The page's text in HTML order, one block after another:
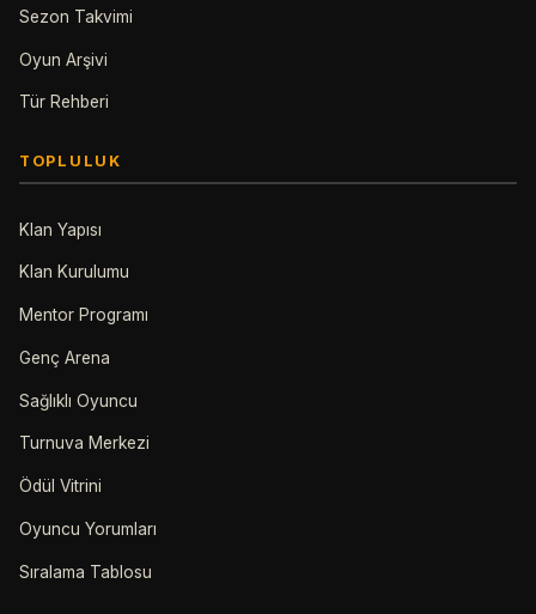
Sezon Takvimi
Oyun Arşivi
Tür Rehberi
TOPLULUK
Klan Yapısı
Klan Kurulumu
Mentor Programı
Genç Arena
Sağlıklı Oyuncu
Turnuva Merkezi
Ödül Vitrini
Oyuncu Yorumları
Sıralama Tablosu